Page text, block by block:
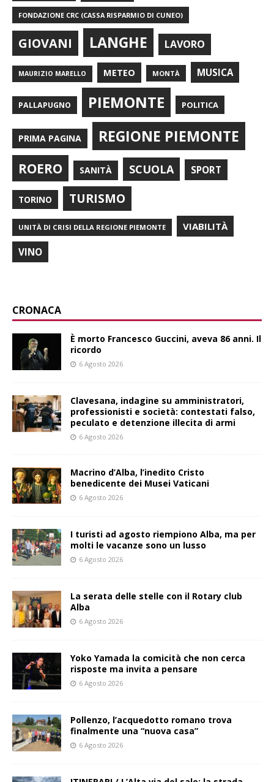
FONDAZIONE CRC (CASSA RISPARMIO DI CUNEO)
GIOVANI LANGHE LAVORO
MAURIZIO MARELLO METEO MONTÀ MUSICA
PALLAPUGNO PIEMONTE POLITICA
PRIMA PAGINA REGIONE PIEMONTE
ROERO SANITÀ SCUOLA SPORT
TORINO TURISMO
UNITÀ DI CRISI DELLA REGIONE PIEMONTE VIABILITÀ
VINO
CRONACA
È morto Francesco Guccini, aveva 86 anni. Il
ricordo
6 Agosto 2026
Clavesana, indagine su amministratori,
professionisti e società: contestati falso,
peculato e detenzione illecita di armi
6 Agosto 2026
Macrino d’Alba, l’inedito Cristo
benedicente dei Musei Vaticani
6 Agosto 2026
I turisti ad agosto riempiono Alba, ma per
molti le vacanze sono un lusso
6 Agosto 2026
La serata delle stelle con il Rotary club
Alba
6 Agosto 2026
Yoko Yamada la comicità che non cerca
risposte ma invita a pensare
6 Agosto 2026
Pollenzo, l’acquedotto romano trova
finalmente una “nuova casa”
6 Agosto 2026